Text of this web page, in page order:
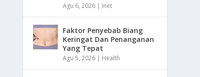
Agu 6, 2026 | Inet
Faktor Penyebab Biang
Keringat Dan Penanganan
Yang Tepat
Agu 5, 2026 | Health